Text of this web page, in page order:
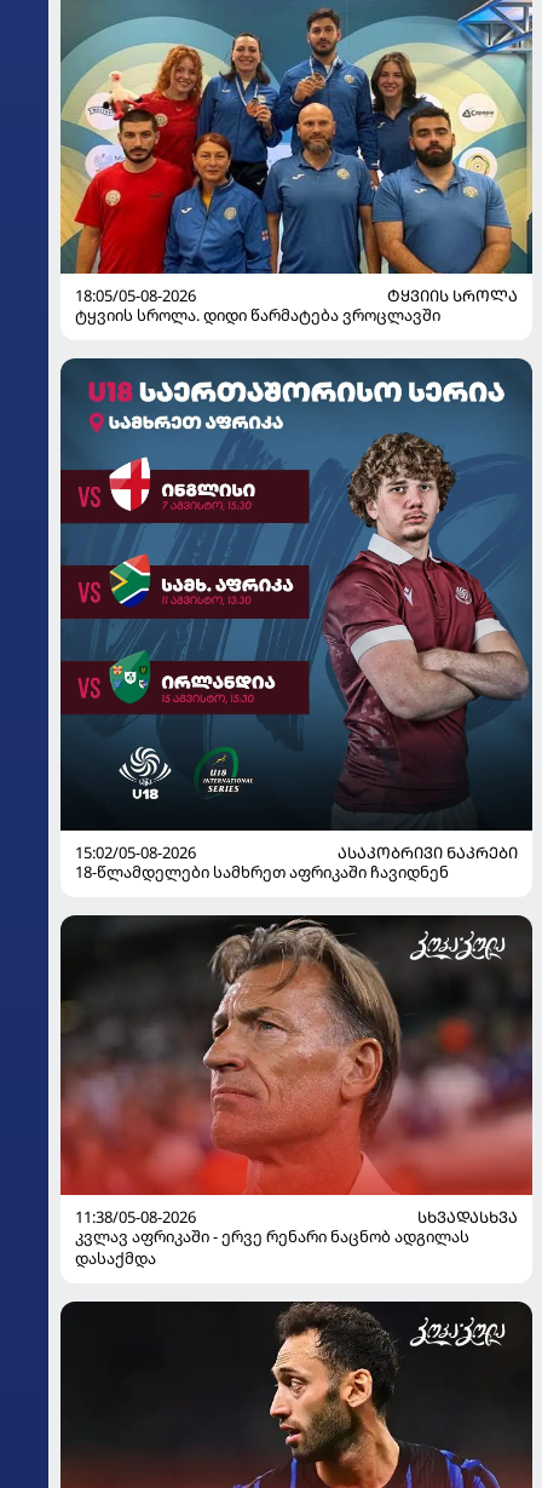
18:05/05-08-2026
ᲢᲧᲕᲘᲘᲡ ᲡᲠᲝᲚᲐ
ტყვიის სროლა. დიდი წარმატება ვროცლავში
15:02/05-08-2026
ᲐᲡᲐᲙᲝᲑᲠᲘᲕᲘ ᲜᲐᲙᲠᲔᲑᲘ
18-წლამდელები სამხრეთ აფრიკაში ჩავიდნენ
11:38/05-08-2026
ᲡᲮᲕᲐᲓᲐᲡᲮᲕᲐ
კვლავ აფრიკაში - ერვე რენარი ნაცნობ ადგილას
დასაქმდა